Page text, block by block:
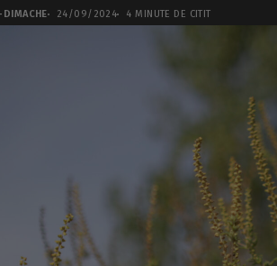
DIMACHE 24/09/2024 4 MINUTE DE CITIT